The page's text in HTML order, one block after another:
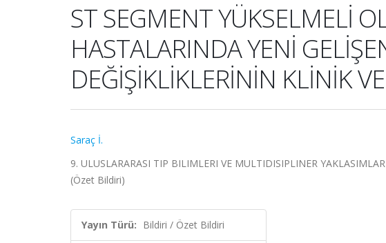
ST SEGMENT YÜKSELMELİ
HASTALARINDA YENİ
DEĞİŞİKLİKLERİNİN KLİNİK
Saraç İ.
9. ULUSLARARASI TIP BILIMLERI VE MULTIDISIPLINER
(Özet Bildiri)
Yayın Türü: Bildiri / Özet Bildiri